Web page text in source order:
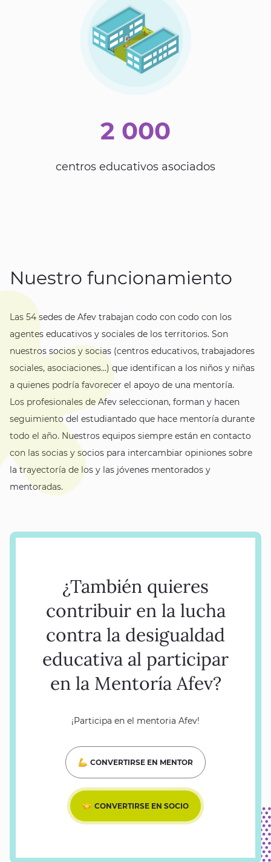
2 000
centros educativos asociados
Nuestro funcionamiento
Las 54 sedes de Afev trabajan codo con codo con los
agentes educativos y sociales de los territorios. Son
nuestros socios y socias (centros educativos, trabajadores
sociales, asociaciones…) que identifican a los niños y niñas
a quienes podría favorecer el apoyo de una mentoría.
Los profesionales de Afev seleccionan, forman y hacen
seguimiento del estudiantado que hace mentoría durante
todo el año. Nuestros equipos siempre están en contacto
con las socias y socios para intercambiar opiniones sobre
la trayectoría de los y las jóvenes mentorados y
mentoradas.
¿También quieres
contribuir en la lucha
contra la desigualdad
educativa al participar
en la Mentoría Afev?
¡Participa en el mentoria Afev!
CONVERTIRSE EN MENTOR
CONVERTIRSE EN SOCIO